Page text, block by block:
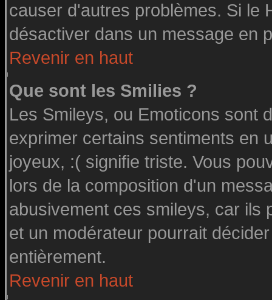
causer d'autres problèmes. Si le
désactiver dans un message en
Revenir en haut
Que sont les Smilies ?
Les Smileys, ou Emoticons sont
exprimer certains sentiments en
joyeux, :( signifie triste. Vous
lors de la composition d'un
abusivement ces smileys, car ils
et un modérateur pourrait
entièrement.
Revenir en haut